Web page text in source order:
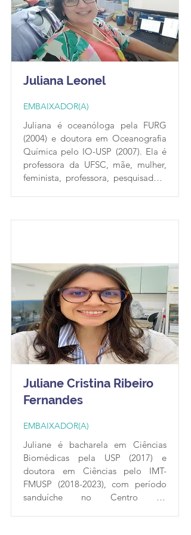
pelas Comissões de Pesquisa das
Escolas, Faculdades e Institutos da
USP para discutir e oferecer
treinamentos de ferramentas
relacionadas à ciência aberta.
Juliana Leonel
EMBAIXADOR(A)
Juliana é oceanóloga pela FURG
(2004) e doutora em Oceanografia
Química pelo IO-USP (2007). Ela é
professora da UFSC, mãe, mulher,
feminista, professora, pesquisadora
marinha, divulgação científica,
sobre ciência aberta e
reprodutibilidade.
Juliane Cristina Ribeiro
Fernandes
EMBAIXADOR(A)
Juliane é bacharela em Ciências
Biomédicas pela USP (2017) e
doutora em Ciências pelo IMT-
FMUSP (2018-2023), com período
sanduíche no Centro de